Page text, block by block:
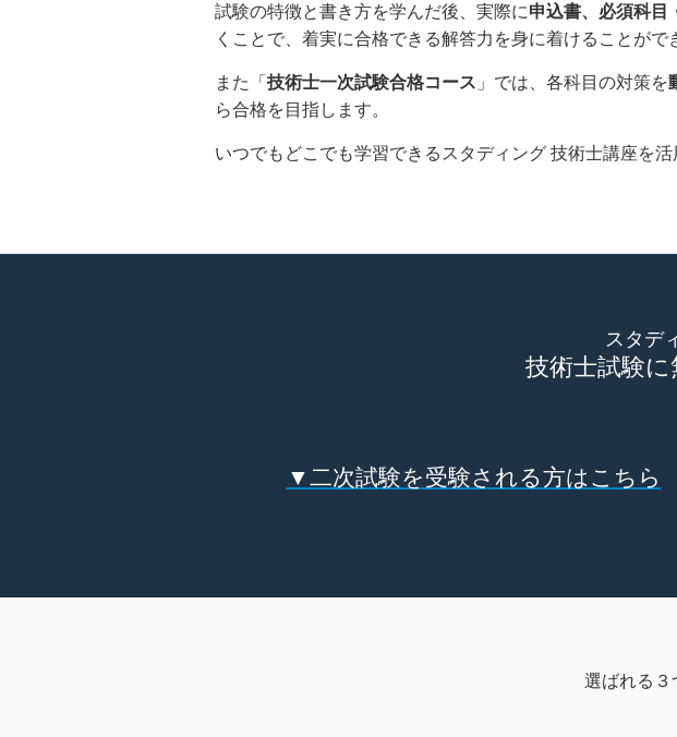
試験の特徴と書き方を学んだ後、実際に申込書、必須科目
くことで、着実に合格できる解答力を身に着けることがで
また「 技術士一次試験合格コース 」では、各科目の対策を
ら合格を目指します。
いつでもどこでも学習できるスタディング 技術士講座を
スタデ
技術士試験に
▼二次試験を受験される方はこちら
選ばれる３